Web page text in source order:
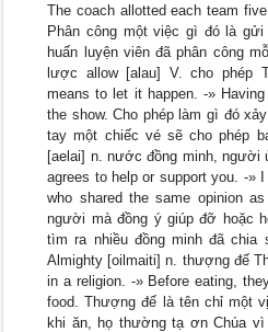
The coach allotted each team
Phân công một việc gì đó là
huấn luyện viên đã phân công
lược allow [alau] V. cho phép
means to let it happen. -»
the show. Cho phép làm gì đó
tay một chiếc vé sẽ cho phép
[aelai] n. nước đồng minh, người
agrees to help or support you. -»
who shared the same opinion
người mà đồng ý giúp đỡ hoặc
tìm ra nhiều đồng minh đã
Almighty [oilmaiti] n. thượng đế
in a religion. -» Before eating,
food. Thượng đế là tên chỉ một
khi ăn, họ thường tạ ơn Chúa